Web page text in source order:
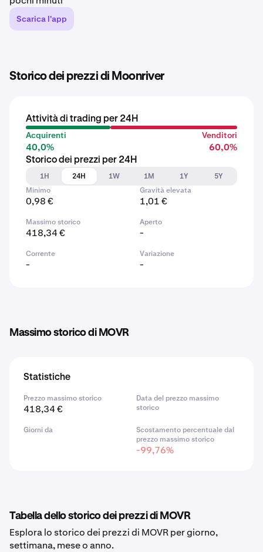
Scarica l'app
Storico dei prezzi di Moonriver
Attività di trading per 24H
Acquirenti
40,0%
Venditori
60,0%
Storico dei prezzi per 24H
1H
24H 1W 1M 1Y
5Y
Minimo
0,98 €
Gravità elevata
1,01 €
Massimo storico
418,34 €
Aperto
-
Corrente
-
Variazione
-
Massimo storico di MOVR
Statistiche
Prezzo massimo storico
418,34 €
Data del prezzo massimo
storico
Giorni da
Scostamento percentuale dal
prezzo massimo storico
-99,76%
Tabella dello storico dei prezzi di MOVR
Esplora lo storico dei prezzi di MOVR per giorno,
settimana, mese o anno.